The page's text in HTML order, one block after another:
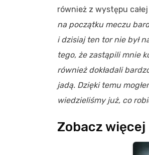
również z występu
na początku meczu
i dzisiaj ten tor nie był
tego, że zastąpili mnie
również dokładali
jadą. Dzięki temu
wiedzieliśmy już, co
Zobacz